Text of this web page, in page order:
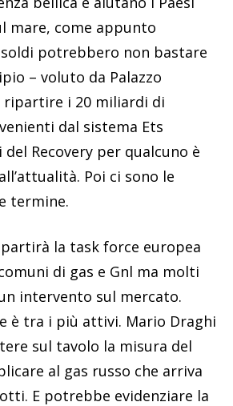
mare, come appunto
soldi potrebbero non bastare
– voluto da Palazzo
ripartire i 20 miliardi di
dal sistema Ets
Recovery per qualcuno è
Poi ci sono le
termine.
la task force europea
di gas e Gnl ma molti
intervento sul mercato.
è tra i più attivi. Mario Draghi
sul tavolo la misura del
al gas russo che arriva
E potrebbe evidenziare la